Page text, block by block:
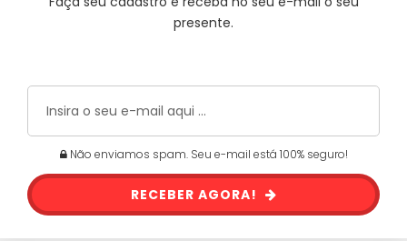
presente.
Não enviamos spam. Seu e-mail está 100% seguro!
RECEBER AGORA!